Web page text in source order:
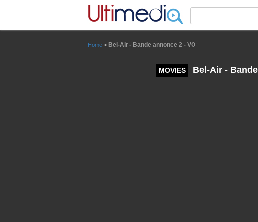
Home > Bel-Air - Bande annonce 2 - VO
MOVIES Bel-Air -